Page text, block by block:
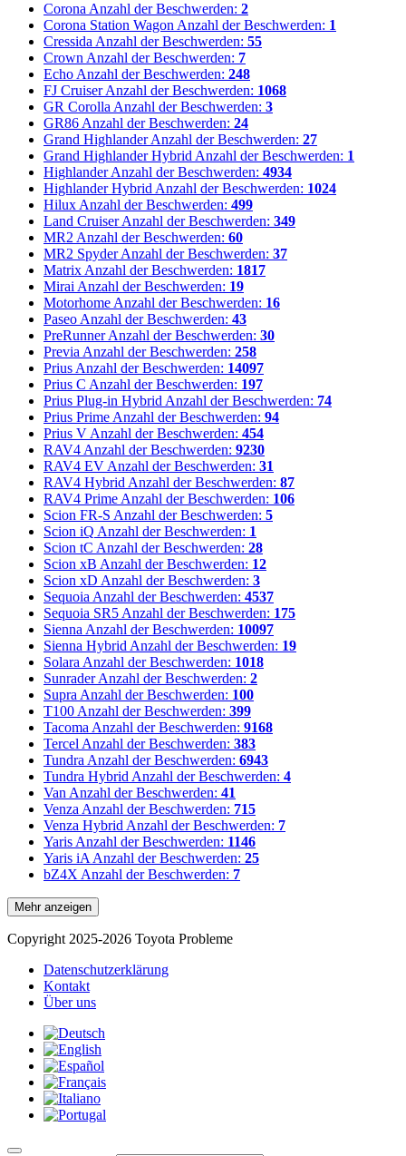
Corona Anzahl der Beschwerden: 2
Corona Station Wagon Anzahl der Beschwerden: 1
Cressida Anzahl der Beschwerden: 55
Crown Anzahl der Beschwerden: 7
Echo Anzahl der Beschwerden: 248
FJ Cruiser Anzahl der Beschwerden: 1068
GR Corolla Anzahl der Beschwerden: 3
GR86 Anzahl der Beschwerden: 24
Grand Highlander Anzahl der Beschwerden: 27
Grand Highlander Hybrid Anzahl der Beschwerden: 1
Highlander Anzahl der Beschwerden: 4934
Highlander Hybrid Anzahl der Beschwerden: 1024
Hilux Anzahl der Beschwerden: 499
Land Cruiser Anzahl der Beschwerden: 349
MR2 Anzahl der Beschwerden: 60
MR2 Spyder Anzahl der Beschwerden: 37
Matrix Anzahl der Beschwerden: 1817
Mirai Anzahl der Beschwerden: 19
Motorhome Anzahl der Beschwerden: 16
Paseo Anzahl der Beschwerden: 43
PreRunner Anzahl der Beschwerden: 30
Previa Anzahl der Beschwerden: 258
Prius Anzahl der Beschwerden: 14097
Prius C Anzahl der Beschwerden: 197
Prius Plug-in Hybrid Anzahl der Beschwerden: 74
Prius Prime Anzahl der Beschwerden: 94
Prius V Anzahl der Beschwerden: 454
RAV4 Anzahl der Beschwerden: 9230
RAV4 EV Anzahl der Beschwerden: 31
RAV4 Hybrid Anzahl der Beschwerden: 87
RAV4 Prime Anzahl der Beschwerden: 106
Scion FR-S Anzahl der Beschwerden: 5
Scion iQ Anzahl der Beschwerden: 1
Scion tC Anzahl der Beschwerden: 28
Scion xB Anzahl der Beschwerden: 12
Scion xD Anzahl der Beschwerden: 3
Sequoia Anzahl der Beschwerden: 4537
Sequoia SR5 Anzahl der Beschwerden: 175
Sienna Anzahl der Beschwerden: 10097
Sienna Hybrid Anzahl der Beschwerden: 19
Solara Anzahl der Beschwerden: 1018
Sunrader Anzahl der Beschwerden: 2
Supra Anzahl der Beschwerden: 100
T100 Anzahl der Beschwerden: 399
Tacoma Anzahl der Beschwerden: 9168
Tercel Anzahl der Beschwerden: 383
Tundra Anzahl der Beschwerden: 6943
Tundra Hybrid Anzahl der Beschwerden: 4
Van Anzahl der Beschwerden: 41
Venza Anzahl der Beschwerden: 715
Venza Hybrid Anzahl der Beschwerden: 7
Yaris Anzahl der Beschwerden: 1146
Yaris iA Anzahl der Beschwerden: 25
bZ4X Anzahl der Beschwerden: 7
Mehr anzeigen
Copyright 2025-2026 Toyota Probleme
Datenschutzerklärung
Kontakt
Über uns